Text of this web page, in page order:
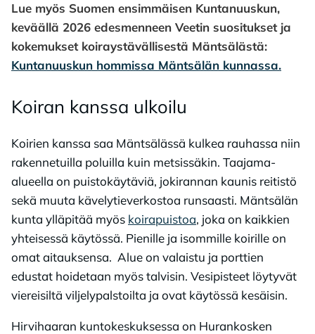
Lue myös Suomen ensimmäisen Kuntanuuskun,
keväällä 2026 edesmenneen Veetin suositukset ja
kokemukset koiraystävällisestä Mäntsälästä:
Kuntanuuskun hommissa Mäntsälän kunnassa.
Koi­ran kans­sa ul­koi­lu
Koirien kanssa saa Mäntsälässä kulkea rauhassa niin
rakennetuilla poluilla kuin metsissäkin. Taajama-
alueella on puistokäytäviä, jokirannan kaunis reitistö
sekä muuta kävelytieverkostoa runsaasti. Mäntsälän
kunta ylläpitää myös koirapuistoa, joka on kaikkien
yhteisessä käytössä. Pienille ja isommille koirille on
omat aitauksensa. Alue on valaistu ja porttien
edustat hoidetaan myös talvisin. Vesipisteet löytyvät
viereisiltä viljelypalstoilta ja ovat käytössä kesäisin.
Hirvihaaran kuntokeskuksessa on Hurankosken